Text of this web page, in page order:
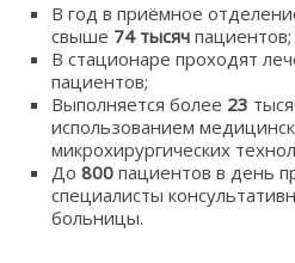
В год в приёмное
свыше 74 тысяч пациентов;
В стационаре проходят
пациентов;
Выполняется более 23
использованием
микрохирургических
До800 пациентов в день
специалисты
больницы.